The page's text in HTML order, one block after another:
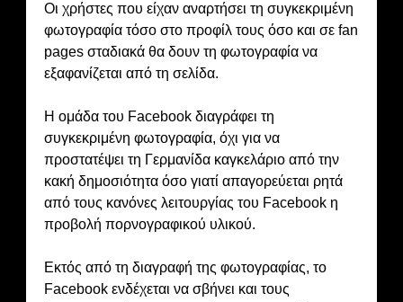
Οι χρήστες που είχαν αναρτήσει τη συγκεκριμένη
φωτογραφία τόσο στο προφίλ τους όσο και σε fan
pages σταδιακά θα δουν τη φωτογραφία να
εξαφανίζεται από τη σελίδα.
Η ομάδα του Facebook διαγράφει τη
συγκεκριμένη φωτογραφία, όχι για να
προστατέψει τη Γερμανίδα καγκελάριο από την
κακή δημοσιότητα όσο γιατί απαγορεύεται ρητά
από τους κανόνες λειτουργίας του Facebook η
προβολή πορνογραφικού υλικού.
Εκτός από τη διαγραφή της φωτογραφίας, το
Facebook ενδέχεται να σβήνει και τους